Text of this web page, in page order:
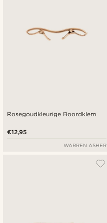
Rosegoudkleurige Boordklem
€12,95
WARREN ASHER